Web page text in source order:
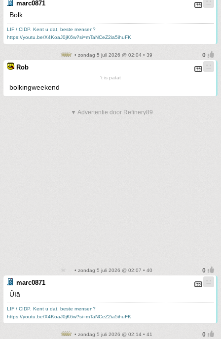
marc0871
Bolk
LIF / CIDP. Kent u dat, beste mensen?
https://youtu.be/X4KoaJ0jK6w?si=mTaNCeZ2ia5ihuFK
• zondag 5 juli 2026 @ 02:04 • 39
Rob
't is patat
bolkingweekend
▼ Advertentie door Refinery89
• zondag 5 juli 2026 @ 02:07 • 40
marc0871
Ûìā
LIF / CIDP. Kent u dat, beste mensen?
https://youtu.be/X4KoaJ0jK6w?si=mTaNCeZ2ia5ihuFK
• zondag 5 juli 2026 @ 02:14 • 41